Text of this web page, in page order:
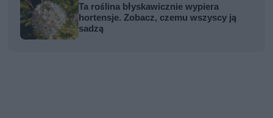
Ta roślina błyskawicznie wypiera
hortensje. Zobacz, czemu wszyscy ją
sadzą